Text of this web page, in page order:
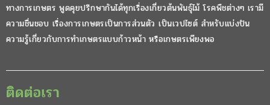
ทางการเกษตร พูดคุยปรึกษากันได้ทุกเรื่องเกี่ยวต้นพันธุ์ไม้ โรคพืชต่างๆ เรามี
ความชื่นชอบ เรื่องการเกษตรเป็นการส่วนตัว เป็นเวปไซต์ สำหรับแบ่งปัน
ความรู้เกี่ยวกับการทำเกษตรแบบก้าวหน้า หรือเกษตรเพียงพอ
ติดต่อเรา